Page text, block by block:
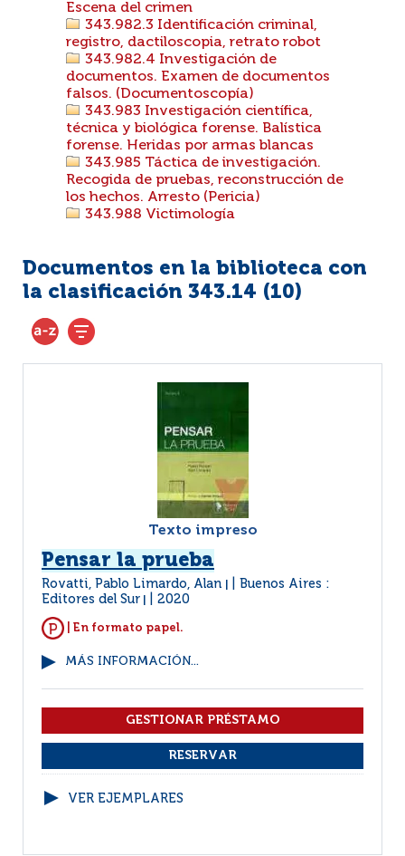
Escena del crimen
343.982.3 Identificación criminal,
registro, dactiloscopia, retrato robot
343.982.4 Investigación de
documentos. Examen de documentos
falsos. (Documentoscopía)
343.983 Investigación científica,
técnica y biológica forense. Balística
forense. Heridas por armas blancas
343.985 Táctica de investigación.
Recogida de pruebas, reconstrucción de
los hechos. Arresto (Pericia)
343.988 Victimología
Documentos en la biblioteca con
la clasificación 343.14 (10)
Texto impreso
Pensar la prueba
Rovatti, Pablo Limardo, Alan
Buenos Aires :
Editores del Sur
2020
| En formato papel.
MÁS INFORMACIÓN...
VER EJEMPLARES